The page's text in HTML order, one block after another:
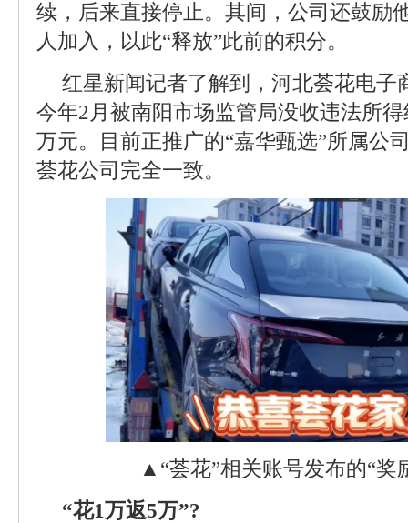
续，后来直接停止。其间，公司还鼓励
人加入，以此“释放”此前的积分。
红星新闻记者了解到，河北荟花电子
今年2月被南阳市场监管局没收违法所
万元。目前正推广的“嘉华甄选”所属公
荟花公司完全一致。
▲“荟花”相关账号发布的“奖
“花1万返5万”?